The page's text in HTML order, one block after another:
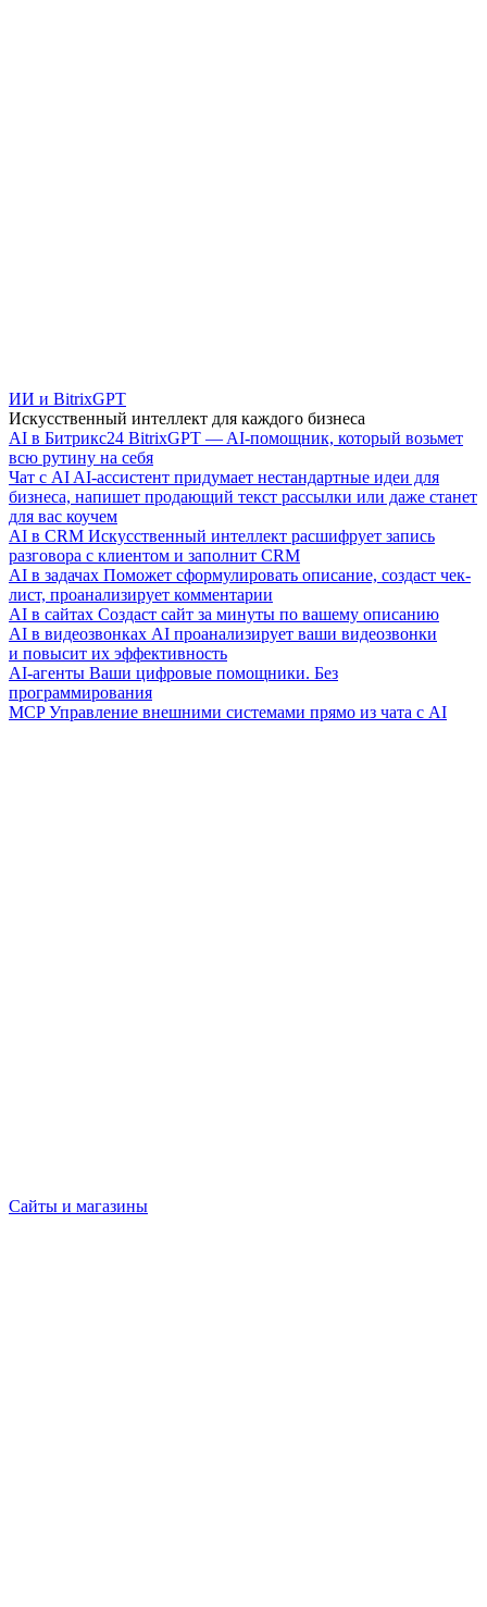
ИИ и BitrixGPT
Искусственный интеллект для каждого бизнеса
AI в Битрикс24 BitrixGPT — AI-помощник, который возьмет
всю рутину на себя
Чат с AI AI-ассистент придумает нестандартные идеи для
бизнеса, напишет продающий текст рассылки или даже станет
для вас коучем
AI в CRM Искусственный интеллект расшифрует запись
разговора с клиентом и заполнит CRM
AI в задачах Поможет сформулировать описание, создаст чек-
лист, проанализирует комментарии
AI в сайтах Создаст сайт за минуты по вашему описанию
AI в видеозвонках AI проанализирует ваши видеозвонки
и повысит их эффективность
AI-агенты Ваши цифровые помощники. Без
программирования
MCP Управление внешними системами прямо из чата с AI
Сайты и магазины